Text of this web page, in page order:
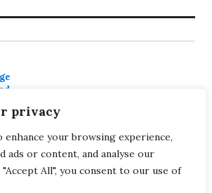
privacy
enhance your browsing experience,
ads or content, and analyse our
All", you consent to our use of